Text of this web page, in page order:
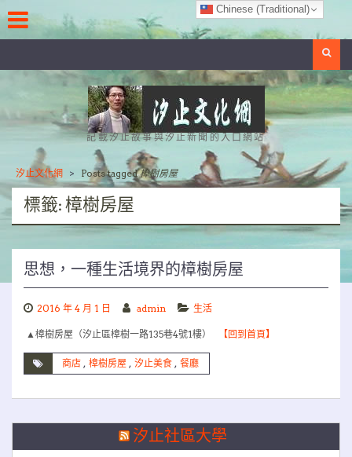
to
content
記載汐止故事與汐止新聞的入口網站
汐止文化網 > Posts tagged樟樹房屋
標籤: 樟樹房屋
思想，一種生活境界的樟樹房屋
2016 年 4 月 1 日 admin 生活
▲樟樹房屋（汐止區樟樹一路135巷4號1樓） 【回到首頁】
商店 , 樟樹房屋 , 汐止美食 , 餐廳
汐止社區大學
Chinese (Traditional)